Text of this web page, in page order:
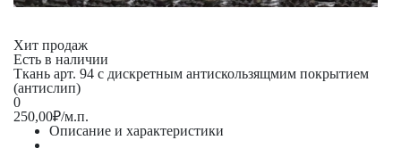
Хит продаж
Есть в наличии
Ткань арт. 94 с дискретным антискользящмим покрытием
(антислип)
0
250,00₽/м.п.
Описание и характеристики